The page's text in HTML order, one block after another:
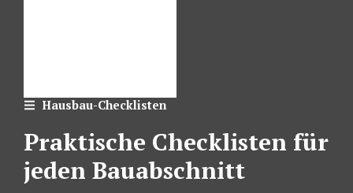
Hausbau-Checklisten
Praktische Checklisten für
jeden Bauabschnitt